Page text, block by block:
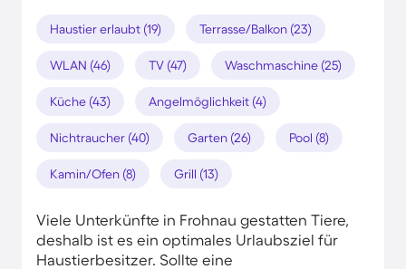
Haustier erlaubt (19) Terrasse/Balkon (23)
WLAN (46) TV (47) Waschmaschine (25)
Küche (43) Angelmöglichkeit (4)
Nichtraucher (40) Garten (26) Pool (8)
Kamin/Ofen (8) Grill (13)
Viele Unterkünfte in Frohnau gestatten Tiere,
deshalb ist es ein optimales Urlaubsziel für
Haustierbesitzer. Sollte eine